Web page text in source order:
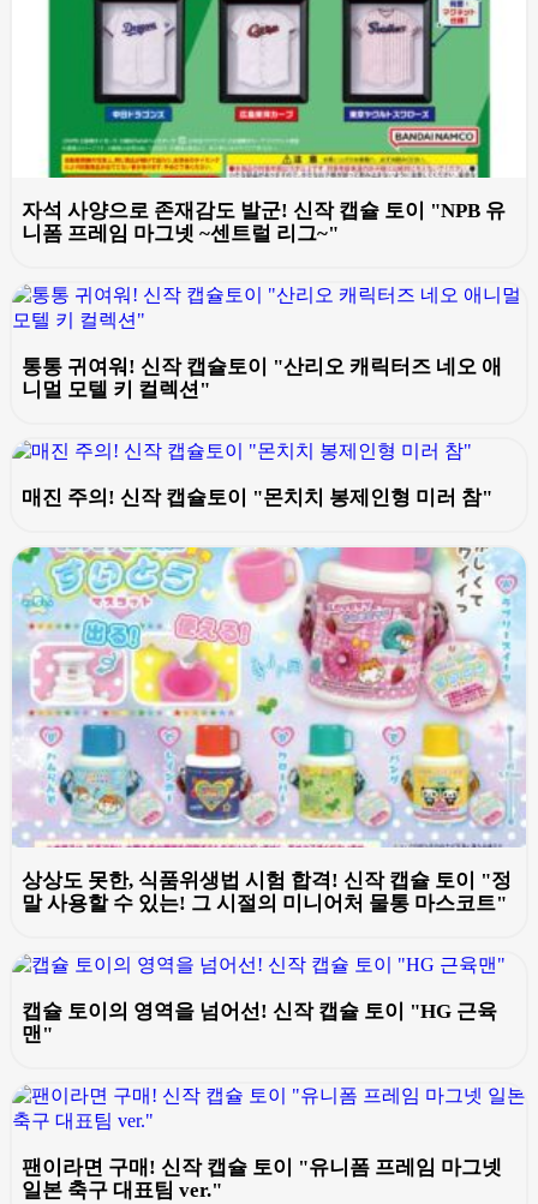
자석 사양으로 존재감도 발군! 신작 캡슐 토이 "NPB 유
니폼 프레임 마그넷 ~센트럴 리그~"
통통 귀여워! 신작 캡슐토이 "산리오 캐릭터즈 네오 애
니멀 모텔 키 컬렉션"
매진 주의! 신작 캡슐토이 "몬치치 봉제인형 미러 참"
상상도 못한, 식품위생법 시험 합격! 신작 캡슐 토이 "정
말 사용할 수 있는! 그 시절의 미니어처 물통 마스코트"
캡슐 토이의 영역을 넘어선! 신작 캡슐 토이 "HG 근육
맨"
팬이라면 구매! 신작 캡슐 토이 "유니폼 프레임 마그넷
일본 축구 대표팀 ver."